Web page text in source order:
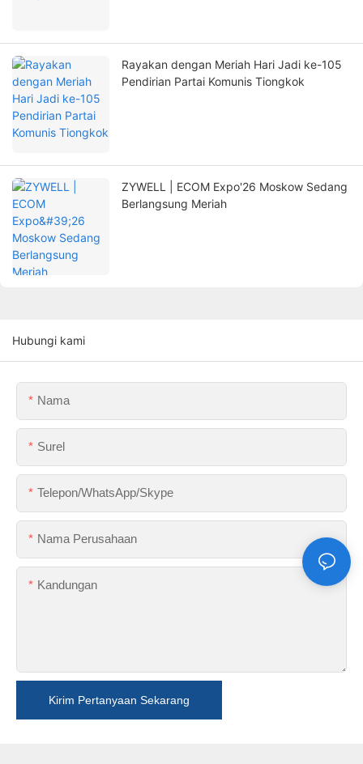
Rayakan dengan Meriah Hari Jadi ke-105
Pendirian Partai Komunis Tiongkok
ZYWELL | ECOM Expo'26 Moskow Sedang
Berlangsung Meriah
Hubungi kami
Nama
Surel
Telepon/WhatsApp/Skype
Nama Perusahaan
Kandungan
Kirim Pertanyaan Sekarang